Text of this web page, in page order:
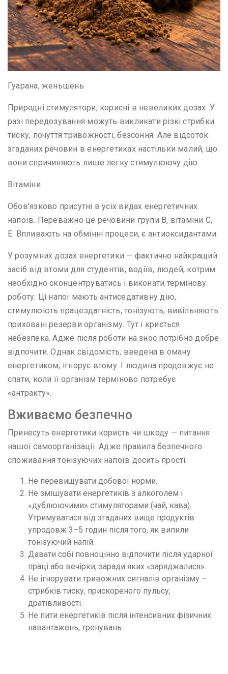
Гуарана, женьшень
Природні стимулятори, корисні в невеликих дозах. У
разі передозування можуть викликати різкі стрибки
тиску, почуття тривожності, безсоння. Але відсоток
згаданих речовин в енергетиках настільки малий, що
вони спричиняють лише легку стимулюючу дію.
Вітаміни
Обов’язково присутні в усіх видах енергетичних
напоїв. Переважно це речовини групи В, вітаміни С,
Е. Впливають на обмінні процеси, є антиоксидантами.
У розумних дозах енергетики — фактично найкращий
засіб від втоми для студентів, водіїв, людей, котрим
необхідно сконцентруватись і виконати термінову
роботу. Ці напої мають антиседативну дію,
стимулюють працездатність, тонізують, вивільняють
приховані резерви організму. Тут і криється
небезпека. Адже після роботи на знос потрібно добре
відпочити. Однак свідомість, введена в оману
енергетиком, ігнорує втому. І людина продовжує не
спати, коли її організм терміново потребує
«антракту».
Вживаємо безпечно
Принесуть енергетики користь чи шкоду — питання
нашої самоорганізації. Адже правила безпечного
споживання тонізуючих напоїв досить прості:
Не перевищувати добової норми.
Не змішувати енергетиків з алкоголем і
«дублюючими» стимуляторами (чай, кава).
Утримуватися від згаданих вище продуктів
упродовж 3–5 годин після того, як випили
тонізуючий напій.
Давати собі повноцінно відпочити після ударної
праці або вечірки, заради яких «заряджалися».
Не ігнорувати тривожних сигналів організму —
стрибків тиску, прискореного пульсу,
дратівливості.
Не пити енергетиків після інтенсивних фізичних
навантажень, тренувань.